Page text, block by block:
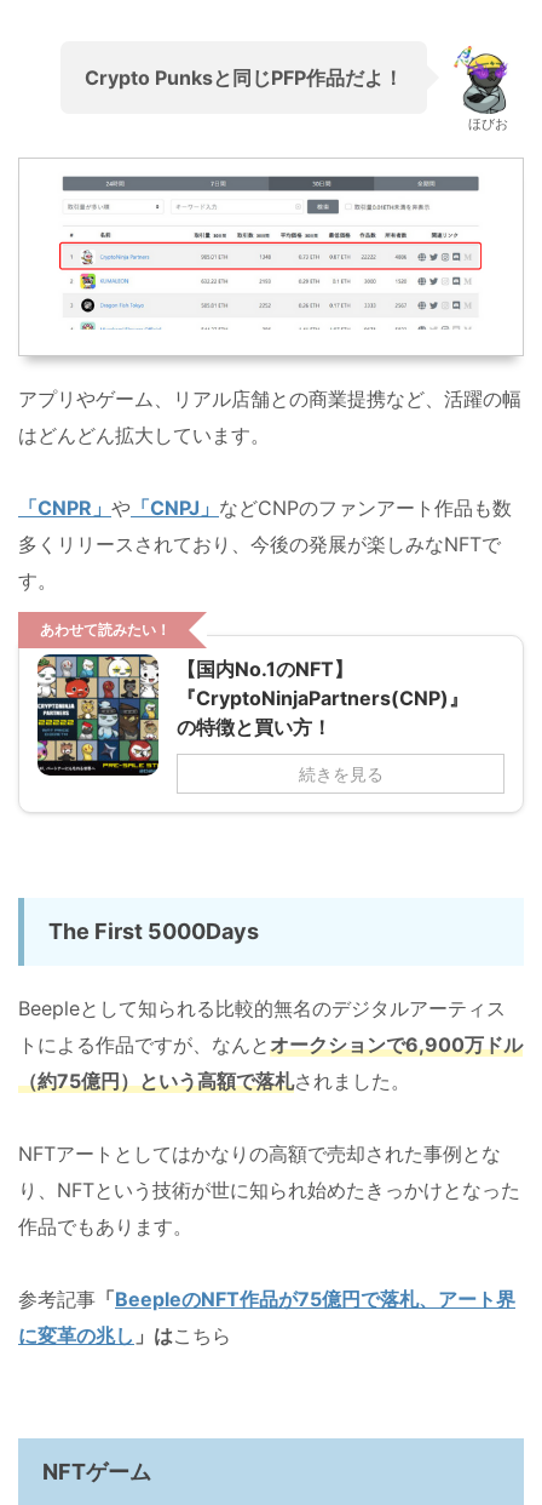
Crypto Punksと同じPFP作品だよ！
ほびお
アプリやゲーム、リアル店舗との商業提携など、活躍の幅
はどんどん拡大しています。
「CNPR」 や 「CNPJ」 などCNPのファンアート作品も数
多くリリースされており、今後の発展が楽しみなNFTで
す。
あわせて読みたい！
【国内No.1のNFT】
『CryptoNinjaPartners(CNP)』
の特徴と買い方！
続きを見る
The First 5000Days
Beepleとして知られる比較的無名のデジタルアーティス
トによる作品ですが、なんとオークションで6,900万ドル
（約75億円）という高額で落札されました。
NFTアートとしてはかなりの高額で売却された事例とな
り、NFTという技術が世に知られ始めたきっかけとなった
作品でもあります。
参考記事 「BeepleのNFT作品が75億円で落札、アート界
に変革の兆し 」はこちら
NFTゲーム